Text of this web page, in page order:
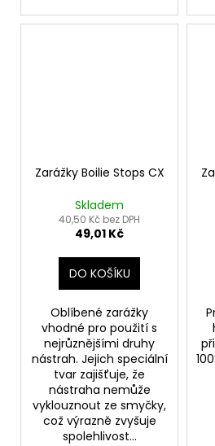
Zarážky Boilie Stops CX
Skladem
40,50 Kč bez DPH
49,01 Kč
DO KOŠÍKU
Oblíbené zarážky
vhodné pro použití s
nejrůznějšími druhy
nástrah. Jejich speciální
tvar zajišťuje, že
nástraha nemůže
vyklouznout ze smyčky,
což výrazně zvyšuje
spolehlivost...